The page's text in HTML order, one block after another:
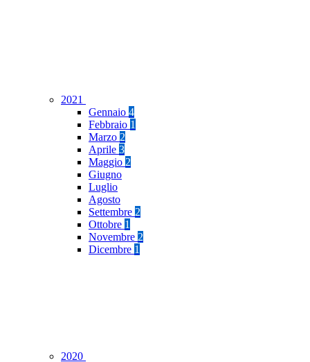
2021
Gennaio 4
Febbraio 1
Marzo 2
Aprile 3
Maggio 2
Giugno
Luglio
Agosto
Settembre 2
Ottobre 1
Novembre 2
Dicembre 1
2020